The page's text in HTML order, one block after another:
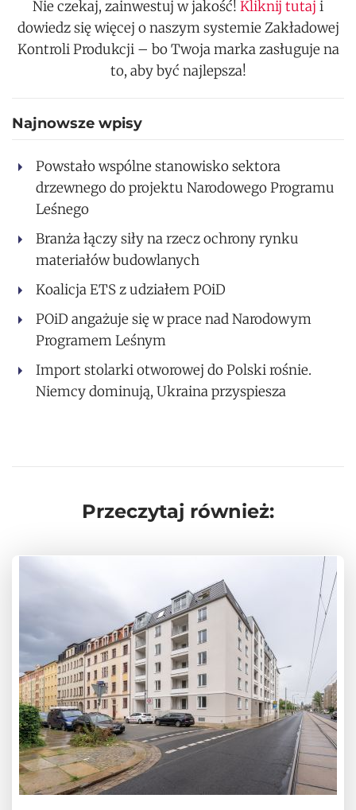
Nie czekaj, zainwestuj w jakość! Kliknij tutaj i
dowiedz się więcej o naszym systemie Zakładowej
Kontroli Produkcji – bo Twoja marka zasługuje na
to, aby być najlepsza!
Najnowsze wpisy
Powstało wspólne stanowisko sektora
drzewnego do projektu Narodowego Programu
Leśnego
Branża łączy siły na rzecz ochrony rynku
materiałów budowlanych
Koalicja ETS z udziałem POiD
POiD angażuje się w prace nad Narodowym
Programem Leśnym
Import stolarki otworowej do Polski rośnie.
Niemcy dominują, Ukraina przyspiesza
Przeczytaj również: